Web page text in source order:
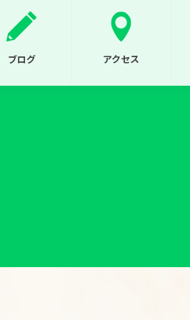
ブログ アクセス